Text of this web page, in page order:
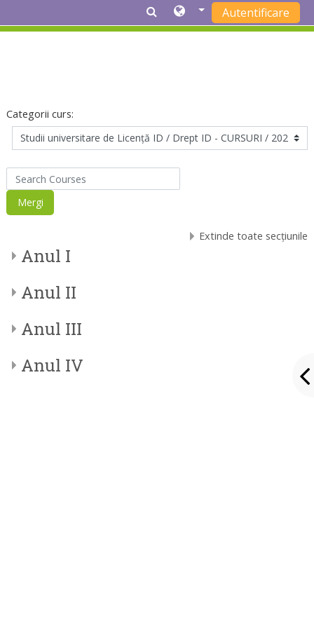
Autentificare
Categorii curs:
Search Courses
Mergi
Extinde toate secțiunile
Anul I
Anul II
Anul III
Anul IV